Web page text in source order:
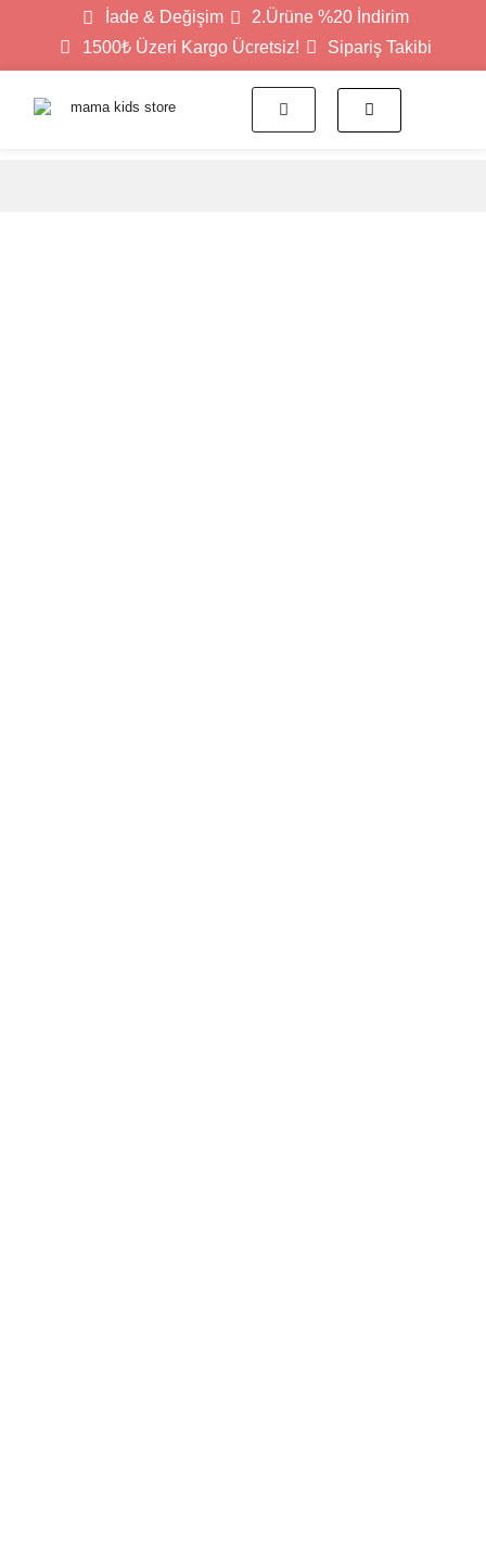
İade & Değişim
2.Ürüne %20 İndirim
1500₺ Üzeri Kargo Ücretsiz!
Sipariş Takibi